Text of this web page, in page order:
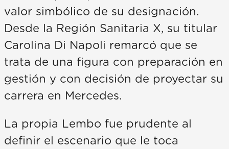
valor simbólico de su designación.
Desde la Región Sanitaria X, su titular
Carolina Di Napoli remarcó que se
trata de una figura con preparación en
gestión y con decisión de proyectar su
carrera en Mercedes.
La propia Lembo fue prudente al
definir el escenario que le toca